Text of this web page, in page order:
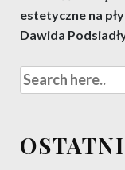
wpisu
estetyczne na
Dawida